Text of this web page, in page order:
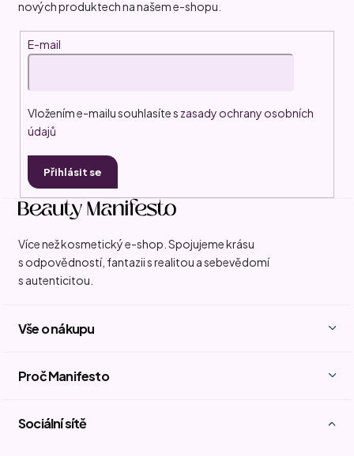
nových produktech na našem e-shopu.
E-mail
Vložením e-mailu souhlasíte s zasady ochrany osobních
údajů
Přihlásit se
Více než kosmetický e-shop. Spojujeme krásu
s odpovědností, fantazii s realitou a sebevědomí
s autenticitou.
Vše o nákupu
Proč Manifesto
Sociální sítě